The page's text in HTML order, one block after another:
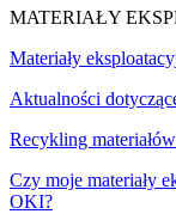
MATERIAŁY
Materiały
Aktualności
Recykling
Czy moje materiały
OKI?